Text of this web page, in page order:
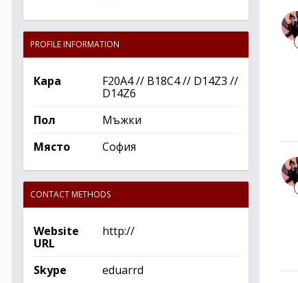
PROFILE INFORMATION
Кара
F20A4 // B18C4 // D14Z3 //
D14Z6
Пол
Мъжки
Място
София
CONTACT METHODS
Website
URL
http://
Skype eduarrd